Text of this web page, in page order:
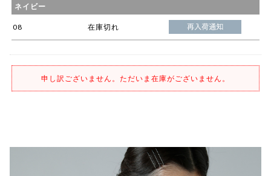
ネイビー
08 在庫切れ
申し訳ございません。ただいま在庫がございません。